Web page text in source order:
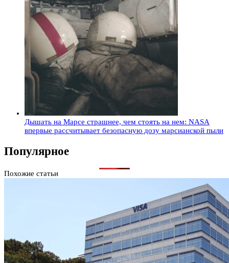
Дышать на Марсе страшнее, чем стоять на нем: NASA
впервые рассчитывает безопасную дозу марсианской пыли
Популярное
Похожие статьи